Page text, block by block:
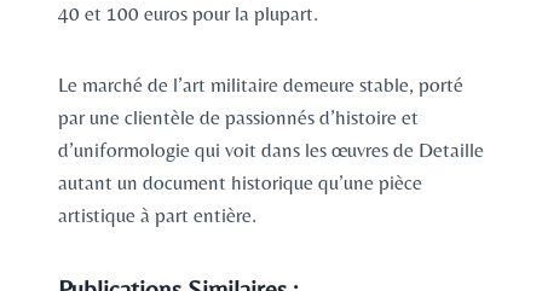
40 et 100 euros pour la plupart.
Le marché de l’art militaire demeure stable, porté
par une clientèle de passionnés d’histoire et
d’uniformologie qui voit dans les œuvres de Detaille
autant un document historique qu’une pièce
artistique à part entière.